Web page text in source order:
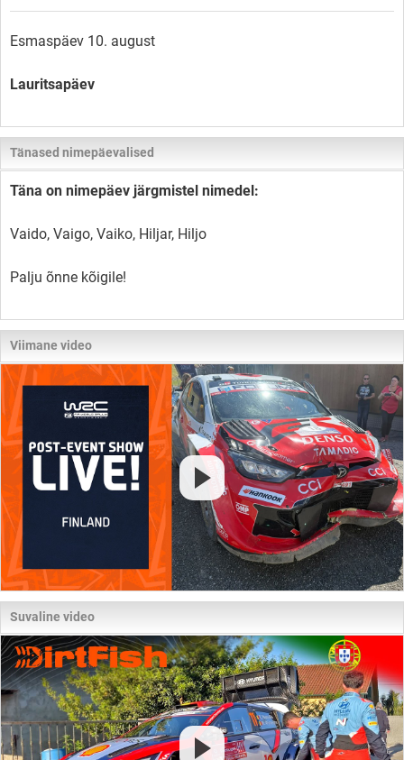
Esmaspäev 10. august
Lauritsapäev
Tänased nimepäevalised
Täna on nimepäev järgmistel nimedel:
Vaido, Vaigo, Vaiko, Hiljar, Hiljo
Palju õnne kõigile!
Viimane video
Suvaline video